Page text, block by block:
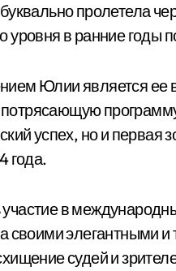
пролетела
уровня в ранние годы
Юлии является ее
потрясающую
успех, но и первая
года.
в
своими элегантными
судей и